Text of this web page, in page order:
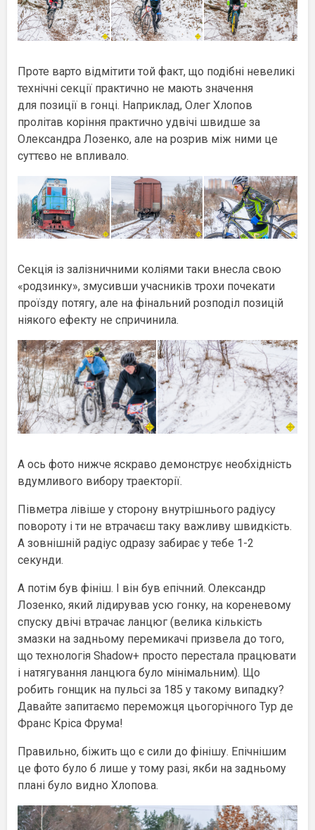
Проте варто відмітити той факт, що подібні невеликі
технічні секції практично не мають значення
для позиції в гонці. Наприклад, Олег Хлопов
пролітав коріння практично удвічі швидше за
Олександра Лозенко, але на розрив між ними це
суттєво не впливало.
Секція із залізничними коліями таки внесла свою
«родзинку», змусивши учасників трохи почекати
проїзду потягу, але на фінальний розподіл позицій
ніякого ефекту не спричинила.
А ось фото нижче яскраво демонструє необхідність
вдумливого вибору траекторії.
Півметра лівіше у сторону внутрішнього радіусу
повороту і ти не втрачаєш таку важливу швидкість.
А зовнішній радіус одразу забирає у тебе 1-2
секунди.
А потім був фініш. І він був епічний. Олександр
Лозенко, який лідирував усю гонку, на кореневому
спуску двічі втрачає ланцюг (велика кількість
змазки на задньому перемикачі призвела до того,
що технологія Shadow+ просто перестала працювати
і натягування ланцюга було мінімальним). Що
робить гонщик на пульсі за 185 у такому випадку?
Давайте запитаємо переможця цьогорічного Тур де
Франс Кріса Фрума!
Правильно, біжить що є сили до фінішу. Епічнішим
це фото було б лише у тому разі, якби на задньому
плані було видно Хлопова.